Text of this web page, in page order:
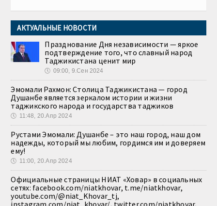
АКТУАЛЬНЫЕ НОВОСТИ
Празднование Дня независимости — яркое
подтверждение того, что славный народ
Таджикистана ценит мир
🕔 09:00, 9.Сен 2024
Эмомали Рахмон: Столица Таджикистана — город
Душанбе является зеркалом истории и жизни
таджикского народа и государства таджиков
🕔 11:48, 20.Апр 2024
Рустами Эмомали: Душанбе – это наш город, наш дом
надежды, который мы любим, гордимся им и доверяем
ему!
🕔 11:00, 20.Апр 2024
Официальные страницы НИАТ «Ховар» в социальных
сетях: facebook.com/niatkhovar, t.me/niatkhovar,
youtube.com/@niat_Khovar_tj,
instagram.com/niat_khovar/, twitter.com/niatkhovar,